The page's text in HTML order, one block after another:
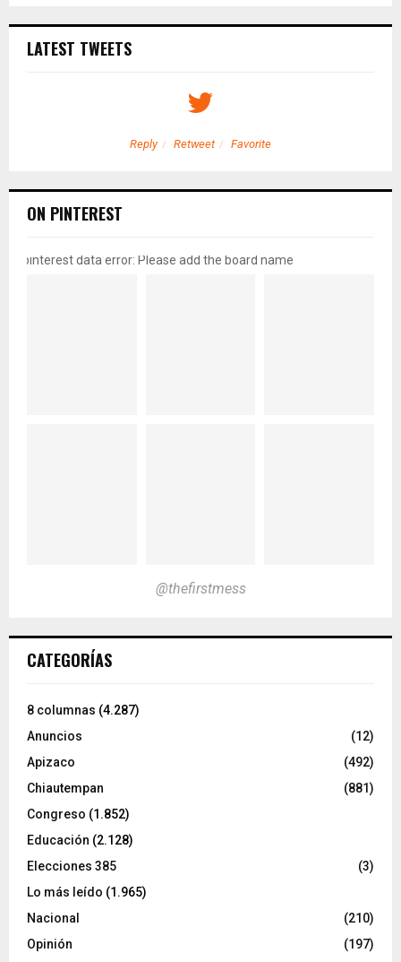
LATEST TWEETS
Reply Retweet Favorite
ON PINTEREST
pinterest data error: Please add the board name
@thefirstmess
CATEGORÍAS
8 columnas (4.287)
Anuncios
(12)
Apizaco
(492)
Chiautempan
(881)
Congreso (1.852)
Educación (2.128)
Elecciones 385
(3)
Lo más leído (1.965)
Nacional
(210)
Opinión
(197)